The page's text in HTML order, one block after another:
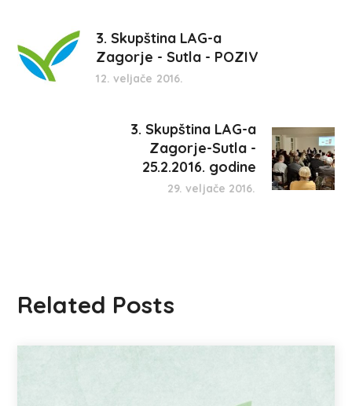
3. Skupština LAG-a
Zagorje - Sutla - POZIV
12. veljače 2016.
3. Skupština LAG-a
Zagorje-Sutla -
25.2.2016. godine
29. veljače 2016.
Related Posts